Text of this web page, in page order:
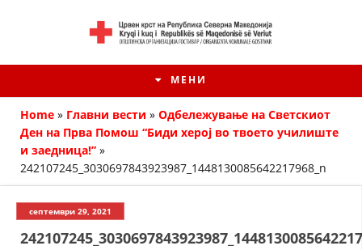
МЕНИ
Home » Главни вести » Одбележување на Светскиот
Ден на Прва Помош “Биди херој во твоето училиште
и заедница!” »
242107245_3030697843923987_1448130085642217968_n
септември 29, 2021